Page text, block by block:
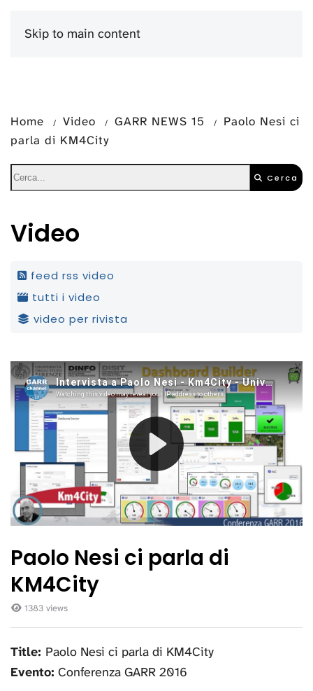
Skip to main content
Home Video GARR NEWS 15
Paolo Nesi ci
parla di KM4City
Cerca
Video
feed rss video
tutti i video
video per rivista
Paolo Nesi ci parla di
KM4City
1383 views
Title: Paolo Nesi ci parla di KM4City
Evento: Conferenza GARR 2016